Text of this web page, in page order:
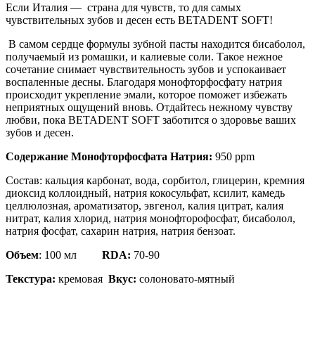
Если Италия — страна для чувств, то для самых
чувствительных зубов и десен есть BETADENT SOFT!
В самом сердце формулы зубной пасты находится бисаболол,
получаемый из ромашки, и калиевые соли. Такое нежное
сочетание снимает чувствительность зубов и успокаивает
воспаленные десны. Благодаря монофторфосфату натрия
происходит укрепление эмали, которое поможет избежать
неприятных ощущений вновь. Отдайтесь нежному чувству
любви, пока BETADENT SOFT заботится о здоровье ваших
зубов и десен.
Содержание Монофторфосфата Натрия: 950 ppm
Состав: кальция карбонат, вода, сорбитол, глицерин, кремния
диоксид коллоидный, натрия кокосульфат, ксилит, камедь
целлюлозная, ароматизатор, эвгенол, калия цитрат, калия
нитрат, калия хлорид, натрия монофторофосфат, бисаболол,
натрия фосфат, сахарин натрия, натрия бензоат.
Объем: 100 мл RDA: 70-90
Текстура: кремовая Вкус: солоновато-мятный